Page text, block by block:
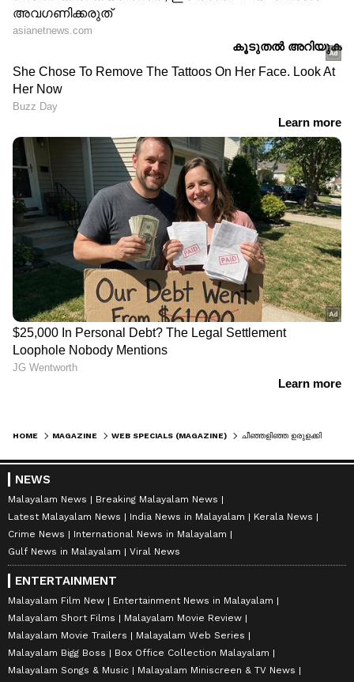
HOME MAGAZINE WEB SPECIALS (MAGAZINE)
NEWS
Malayalam News
Breaking Malayalam News
Latest Malayalam News
India News in Malayalam
Kerala News
Crime News
International News in Malayalam
Gulf News in Malayalam
Viral News
ENTERTAINMENT
Malayalam Film New
Entertainment News in Malayalam
Malayalam Short Films
Malayalam Movie Review
Malayalam Movie Trailers
Malayalam Web Series
Malayalam Bigg Boss
Box Office Collection Malayalam
Malayalam Songs & Music
Malayalam Miniscreen & TV News